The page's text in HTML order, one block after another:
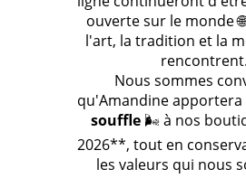
ouverte sur le monde
l'art, la tradition et la
rencontrent.
Nous sommes
qu'Amandine apportera
souffle🌬️ à nos
2026**, tout en
les valeurs qui nous